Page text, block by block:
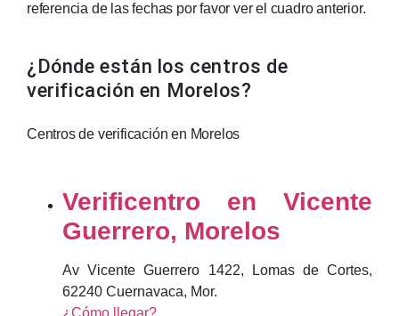
referencia de las fechas por favor ver el cuadro anterior.
¿Dónde están los centros de
verificación en Morelos?
Centros de verificación en Morelos
Verificentro en Vicente
Guerrero, Morelos
Av Vicente Guerrero 1422, Lomas de Cortes,
62240 Cuernavaca, Mor.
¿Cómo llegar?